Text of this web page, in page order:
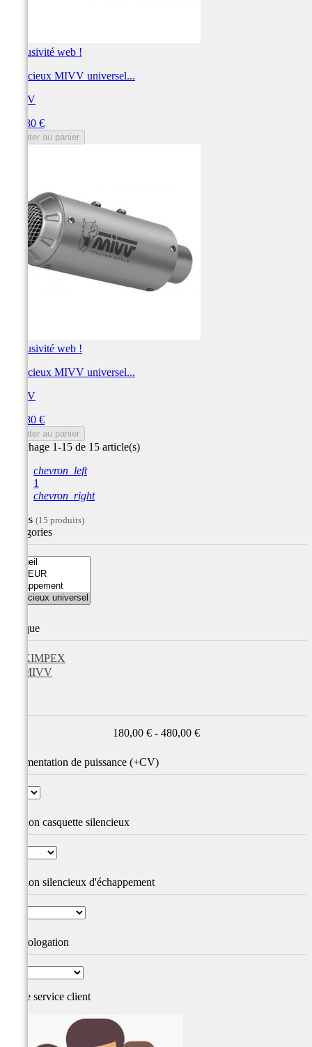
Exclusivité web !
Silencieux MIVV universel...
MIVV
214,80 €
Ajouter au panier
Exclusivité web !
Silencieux MIVV universel...
MIVV
190,80 €
Ajouter au panier
Affichage 1-15 de 15 article(s)
chevron_left
1
chevron_right
Filtres (15 produits)
Catégories
Marque
KIMPEX
MIVV
180,00 € - 480,00 €
Augmentation de puissance (+CV)
Finition casquette silencieux
Finition silencieux d'échappement
Homologation
Notre service client